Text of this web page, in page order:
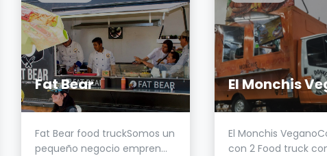
Fat Bear
Fat Bear food truckSomos un
pequeño negocio empren...
El Monchis
El Monchis
con 2 Food truck